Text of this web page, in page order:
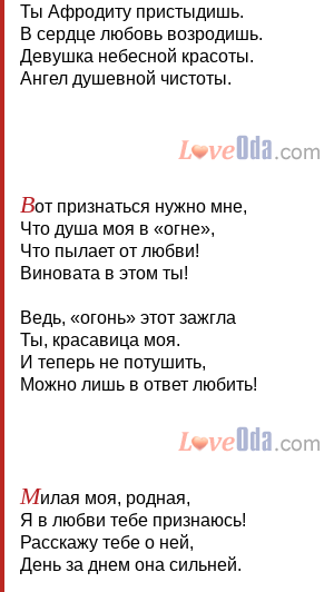
Ты Афродиту пристыдишь.
В сердце любовь возродишь.
Девушка небесной красоты.
Ангел душевной чистоты.
Вот признаться нужно мне,
Что душа моя в «огне»,
Что пылает от любви!
Виновата в этом ты!
Ведь, «огонь» этот зажгла
Ты, красавица моя.
И теперь не потушить,
Можно лишь в ответ любить!
Милая моя, родная,
Я в любви тебе признаюсь!
Расскажу тебе о ней,
День за днем она сильней.